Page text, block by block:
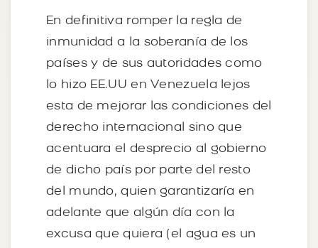
En definitiva romper la regla de
inmunidad a la soberanía de los
países y de sus autoridades como
lo hizo EE.UU en Venezuela lejos
esta de mejorar las condiciones del
derecho internacional sino que
acentuara el desprecio al gobierno
de dicho país por parte del resto
del mundo, quien garantizaría en
adelante que algún día con la
excusa que quiera (el agua es un